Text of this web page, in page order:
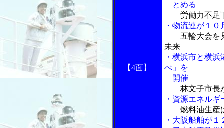
【4面】
とめる
労働力不足
・物流連が１
五輪大会を
未来
・横浜市と横
べ」を
開催
林文子市長
・資源エネル
燃料油生産
・大阪船舶が